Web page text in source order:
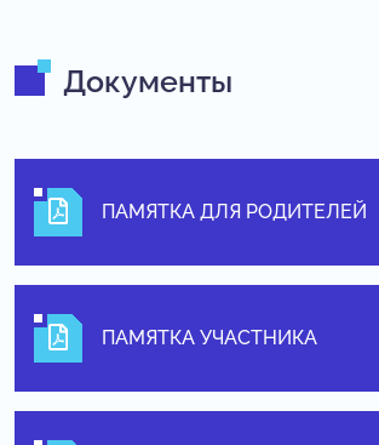
Документы
ПАМЯТКА ДЛЯ РОДИТЕЛЕЙ
ПАМЯТКА УЧАСТНИКА